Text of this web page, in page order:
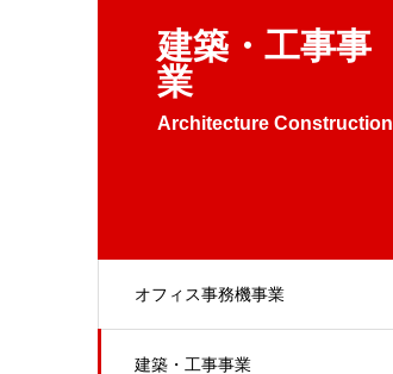
建築・工事事
業
Architecture Construction
オフィス事務機事業
建築・工事事業